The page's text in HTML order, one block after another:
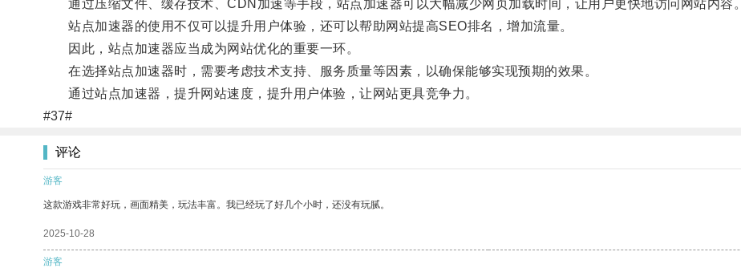
通过压缩文件、缓存技术、CDN加速等手段，站点加速器可以大幅减少网页加载时间，让用户更快地访问网站内容。
站点加速器的使用不仅可以提升用户体验，还可以帮助网站提高SEO排名，增加流量。
因此，站点加速器应当成为网站优化的重要一环。
在选择站点加速器时，需要考虑技术支持、服务质量等因素，以确保能够实现预期的效果。
通过站点加速器，提升网站速度，提升用户体验，让网站更具竞争力。
#37#
评论
游客
这款游戏非常好玩，画面精美，玩法丰富。我已经玩了好几个小时，还没有玩腻。
2025-10-28
游客